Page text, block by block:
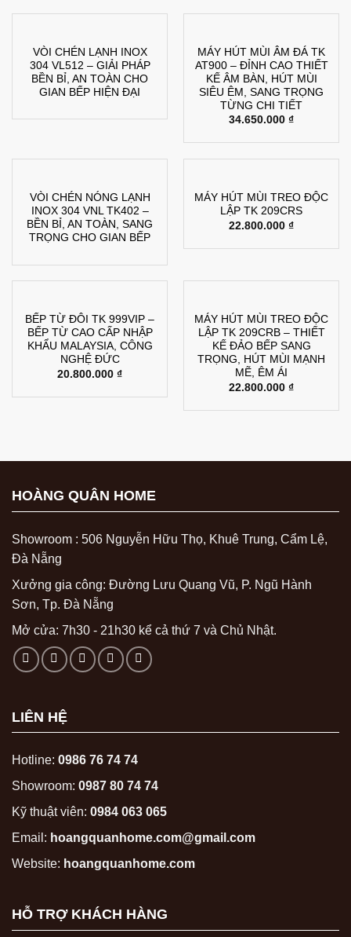
VÒI CHÉN LẠNH INOX
304 VL512 – GIẢI PHÁP
BỀN BỈ, AN TOÀN CHO
GIAN BẾP HIỆN ĐẠI
MÁY HÚT MÙI ÂM ĐÁ TK
AT900 – ĐỈNH CAO THIẾT
KẾ ÂM BÀN, HÚT MÙI
SIÊU ÊM, SANG TRỌNG
TỪNG CHI TIẾT
34.650.000 ₫
VÒI CHÉN NÓNG LẠNH
INOX 304 VNL TK402 –
BỀN BỈ, AN TOÀN, SANG
TRỌNG CHO GIAN BẾP
MÁY HÚT MÙI TREO ĐỘC
LẬP TK 209CRS
22.800.000 ₫
BẾP TỪ ĐÔI TK 999VIP –
BẾP TỪ CAO CẤP NHẬP
KHẨU MALAYSIA, CÔNG
NGHỆ ĐỨC
20.800.000 ₫
MÁY HÚT MÙI TREO ĐỘC
LẬP TK 209CRB – THIẾT
KẾ ĐẢO BẾP SANG
TRỌNG, HÚT MÙI MẠNH
MẼ, ÊM ÁI
22.800.000 ₫
HOÀNG QUÂN HOME
Showroom : 506 Nguyễn Hữu Thọ, Khuê Trung, Cẩm Lệ,
Đà Nẵng
Xưởng gia công: Đường Lưu Quang Vũ, P. Ngũ Hành
Sơn, Tp. Đà Nẵng
Mở cửa: 7h30 - 21h30 kể cả thứ 7 và Chủ Nhật.
LIÊN HỆ
Hotline: 0986 76 74 74
Showroom: 0987 80 74 74
Kỹ thuật viên: 0984 063 065
Email: hoangquanhome.com@gmail.com
Website: hoangquanhome.com
HỖ TRỢ KHÁCH HÀNG